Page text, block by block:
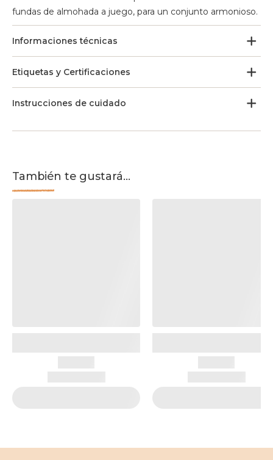
fundas de almohada a juego, para un conjunto armonioso.
Informaciones técnicas
Etiquetas y Certificaciones
Instrucciones de cuidado
También te gustará...